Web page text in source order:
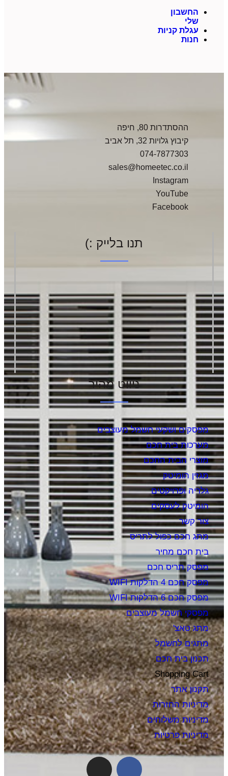
החשבון
שלי
עגלת קניות
חנות
ההסתדרות 80, חיפה
קיבוץ גלויות 32, תל אביב
074-7877303
sales@homeetec.co.il
Instagram
YouTube
Facebook
תנו בלייק :)
ניווט מהיר
מפסקים ושקעי חשמל מעוצבים
מערכות בית חכם
מוצרי הבית החכם
מגזין הומיטק
גלריה ופרויקטים
הומיטק לעסקים
צור קשר
מתג חכם כפול לתריס
בית חכם מחיר
מפסק תריס חכם
מפסק חכם 4 הדלקות WIFI
מפסק חכם 6 הדלקות WIFI
מפסקי חשמל מעוצבים
מתג טאצ'
מתגים לחשמל
תכנון בית חכם
Shopping Cart
תקנון אתר
מדיניות החזרות
מדיניות משלוחים
מדיניות פרטיות